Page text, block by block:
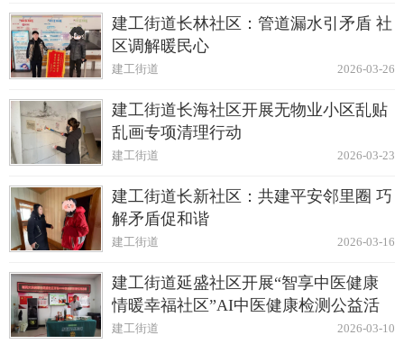
建工街道长林社区：管道漏水引矛盾 社
区调解暖民心
2026-03-26
建工街道
建工街道长海社区开展无物业小区乱贴
乱画专项清理行动
2026-03-23
建工街道
建工街道长新社区：共建平安邻里圈 巧
解矛盾促和谐
2026-03-16
建工街道
建工街道延盛社区开展“智享中医健康
情暖幸福社区”AI中医健康检测公益活
动
2026-03-10
建工街道